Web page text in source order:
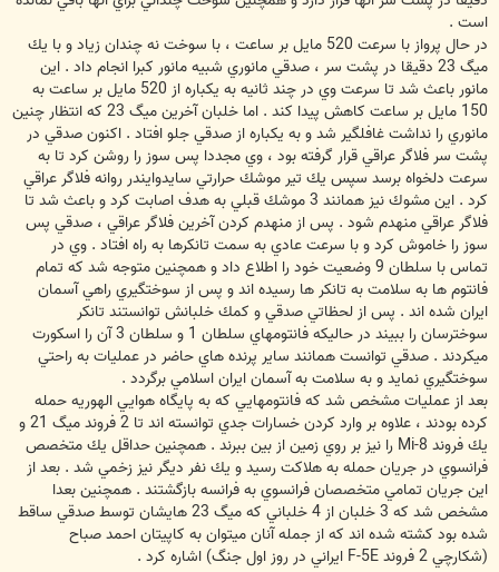
است .
در حال پرواز با سرعت 520 مايل بر ساعت ، با سوخت نه چندان زياد و با يك
ميگ 23 دقيقا در پشت سر ، صدقي مانوري شبيه مانور كبرا انجام داد . اين
مانور باعث شد تا سرعت وي در چند ثانيه به يكباره از 520 مايل بر ساعت به
150 مايل بر ساعت كاهش پيدا كند . اما خلبان آخرين ميگ 23 كه انتظار چنين
مانوري را نداشت غافلگير شد و به يكباره از صدقي جلو افتاد . اكنون صدقي در
پشت سر فلاگر عراقي قرار گرفته بود ، وي مجددا پس سوز را روشن كرد تا به
سرعت دلخواه برسد سپس يك تير موشك حرارتي سايدوايندر روانه فلاگر عراقي
كرد . اين مشوك نيز همانند 3 موشك قبلي به هدف اصابت كرد و باعث شد تا
فلاگر عراقي منهدم شود . پس از منهدم كردن آخرين فلاگر عراقي ، صدقي پس
سوز را خاموش كرد و با سرعت عادي به سمت تانكرها به راه افتاد . وي در
تماس با سلطان 9 وضعيت خود را اطلاع داد و همچنين متوجه شد كه تمام
فانتوم ها به سلامت به تانكر ها رسيده اند و پس از سوختگيري راهي آسمان
ايران شده اند . پس از لحظاتي صدقي و كمك خلبانش توانستند تانكر
سوخترسان را ببيند در حاليكه فانتومهاي سلطان 1 و سلطان 3 آن را اسكورت
ميكردند . صدقي توانست همانند ساير پرنده هاي حاضر در عمليات به راحتي
سوختگيري نمايد و به سلامت به آسمان ايران اسلامي برگردد .
بعد از عمليات مشخص شد كه فانتومهايي كه به پايگاه هوايي الهوريه حمله
كرده بودند ، علاوه بر وارد كردن خسارات جدي توانسته اند تا 2 فروند ميگ 21 و
يك فروند Mi-8 را نيز بر روي زمين از بين ببرند . همچنين حداقل يك متخصص
فرانسوي در جريان حمله به هلاكت رسيد و يك نفر ديگر نيز زخمي شد . بعد از
اين جريان تمامي متخصصان فرانسوي به فرانسه بازگشتند . همچنين بعدا
مشخص شد كه 3 خلبان از 4 خلباني كه ميگ 23 هايشان توسط صدقي ساقط
شده بود كشته شده اند كه از جمله آنان ميتوان به كاپيتان احمد صباح
(شكارچي 2 فروند F-5E ايراني در روز اول جنگ) اشاره كرد .